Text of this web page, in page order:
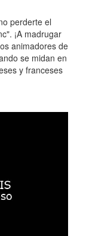
perderte el
¡A madrugar
animadores de
se midan en
y franceses